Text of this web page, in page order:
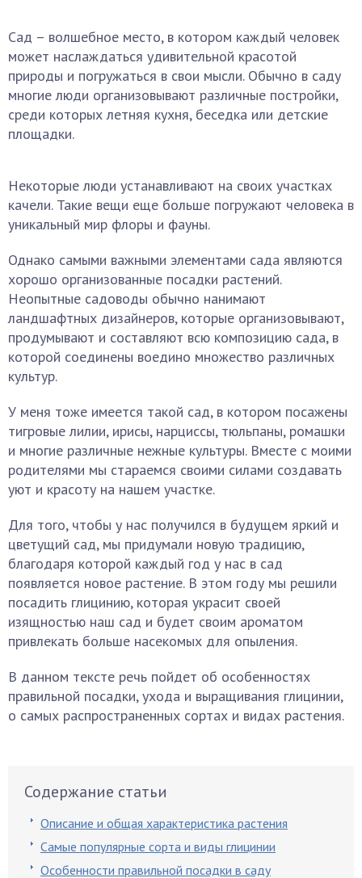
Сад – волшебное место, в котором каждый человек
может наслаждаться удивительной красотой
природы и погружаться в свои мысли. Обычно в саду
многие люди организовывают различные постройки,
среди которых летняя кухня, беседка или детские
площадки.
Некоторые люди устанавливают на своих участках
качели. Такие вещи еще больше погружают человека в
уникальный мир флоры и фауны.
Однако самыми важными элементами сада являются
хорошо организованные посадки растений.
Неопытные садоводы обычно нанимают
ландшафтных дизайнеров, которые организовывают,
продумывают и составляют всю композицию сада, в
которой соединены воедино множество различных
культур.
У меня тоже имеется такой сад, в котором посажены
тигровые лилии, ирисы, нарциссы, тюльпаны, ромашки
и многие различные нежные культуры. Вместе с моими
родителями мы стараемся своими силами создавать
уют и красоту на нашем участке.
Для того, чтобы у нас получился в будущем яркий и
цветущий сад, мы придумали новую традицию,
благодаря которой каждый год у нас в сад
появляется новое растение. В этом году мы решили
посадить глицинию, которая украсит своей
изящностью наш сад и будет своим ароматом
привлекать больше насекомых для опыления.
В данном тексте речь пойдет об особенностях
правильной посадки, ухода и выращивания глицинии,
о самых распространенных сортах и видах растения.
Содержание статьи
Описание и общая характеристика растения
Самые популярные сорта и виды глицинии
Особенности правильной посадки в саду